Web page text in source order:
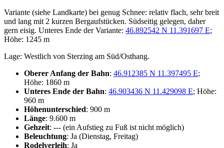
Variante (siehe Landkarte) bei genug Schnee: relativ flach, sehr breit
und lang mit 2 kurzen Bergaufstücken. Südseitig gelegen, daher
gern eisig. Unteres Ende der Variante: 46.892542 N 11.391697 E;
Höhe: 1245 m
Lage: Westlich von Sterzing am Süd/Osthang.
Oberer Anfang der Bahn: 46.912385 N 11.397495 E;
Höhe: 1860 m
Unteres Ende der Bahn: 46.903436 N 11.429098 E; Höhe:
960 m
Höhenunterschied: 900 m
Länge: 9.600 m
Gehzeit: --- (ein Aufstieg zu Fuß ist nicht möglich)
Beleuchtung: Ja (Dienstag, Freitag)
Rodelverleih: Ja